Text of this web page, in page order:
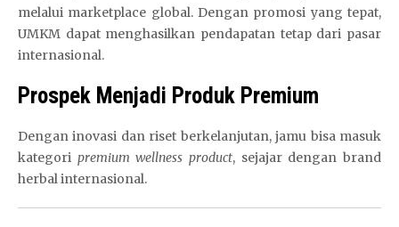
melalui marketplace global. Dengan promosi yang tepat,
UMKM dapat menghasilkan pendapatan tetap dari pasar
internasional.
Prospek Menjadi Produk Premium
Dengan inovasi dan riset berkelanjutan, jamu bisa masuk
kategori premium wellness product, sejajar dengan brand
herbal internasional.